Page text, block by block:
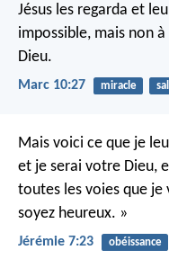
Jésus les regarda et
impossible, mais non
Dieu.
Marc 10:27 miracle
Mais voici ce que je
et je serai votre Dieu,
toutes les voies que je
soyez heureux. »
Jérémie 7:23 obéissance